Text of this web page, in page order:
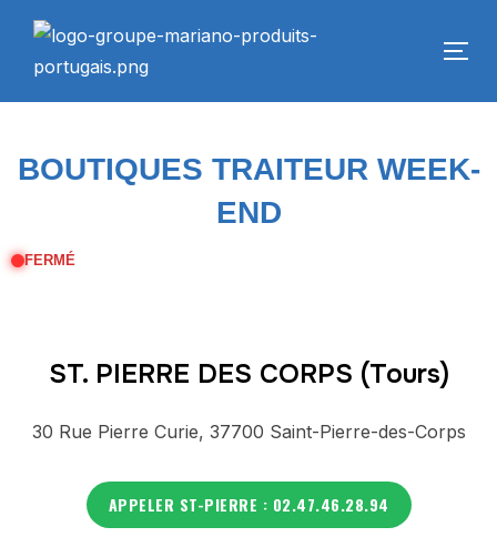
BOUTIQUES TRAITEUR WEEK-
END
FERMÉ
ST. PIERRE DES CORPS (Tours)
30 Rue Pierre Curie, 37700 Saint-Pierre-des-Corps
APPELER ST-PIERRE : 02.47.46.28.94